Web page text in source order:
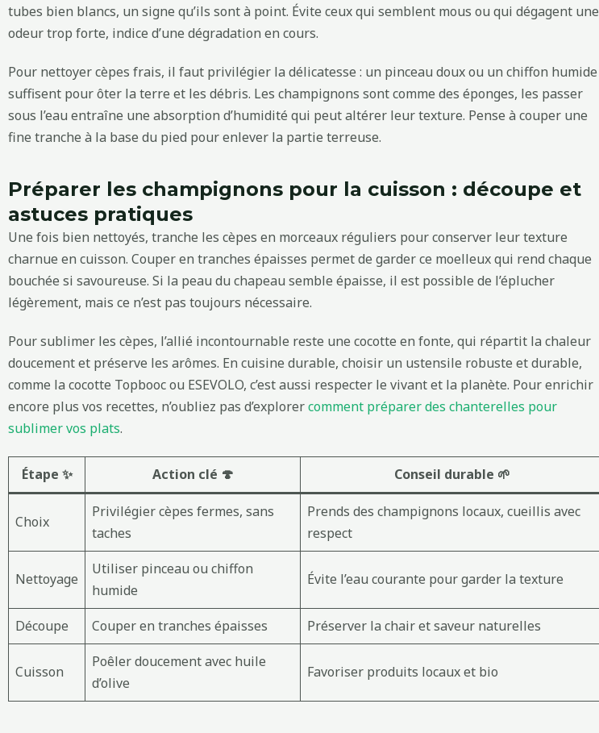
tubes bien blancs, un signe qu’ils sont à point. Évite ceux qui semblent mous ou qui dégagent une
odeur trop forte, indice d’une dégradation en cours.
Pour nettoyer cèpes frais, il faut privilégier la délicatesse : un pinceau doux ou un chiffon humide
suffisent pour ôter la terre et les débris. Les champignons sont comme des éponges, les passer
sous l’eau entraîne une absorption d’humidité qui peut altérer leur texture. Pense à couper une
fine tranche à la base du pied pour enlever la partie terreuse.
Préparer les champignons pour la cuisson : découpe et
astuces pratiques
Une fois bien nettoyés, tranche les cèpes en morceaux réguliers pour conserver leur texture
charnue en cuisson. Couper en tranches épaisses permet de garder ce moelleux qui rend chaque
bouchée si savoureuse. Si la peau du chapeau semble épaisse, il est possible de l’éplucher
légèrement, mais ce n’est pas toujours nécessaire.
Pour sublimer les cèpes, l’allié incontournable reste une cocotte en fonte, qui répartit la chaleur
doucement et préserve les arômes. En cuisine durable, choisir un ustensile robuste et durable,
comme la cocotte Topbooc ou ESEVOLO, c’est aussi respecter le vivant et la planète. Pour enrichir
encore plus vos recettes, n’oubliez pas d’explorercomment préparer des chanterelles pour
sublimer vos plats.
Étape ✨ Action clé 🍄 Conseil durable 🌱
Choix
Privilégier cèpes fermes, sans
taches
Prends des champignons locaux, cueillis avec
respect
Nettoyage
Utiliser pinceau ou chiffon
humide
Évite l’eau courante pour garder la texture
Découpe Couper en tranches épaisses Préserver la chair et saveur naturelles
Cuisson
Poêler doucement avec huile
d’olive
Favoriser produits locaux et bio